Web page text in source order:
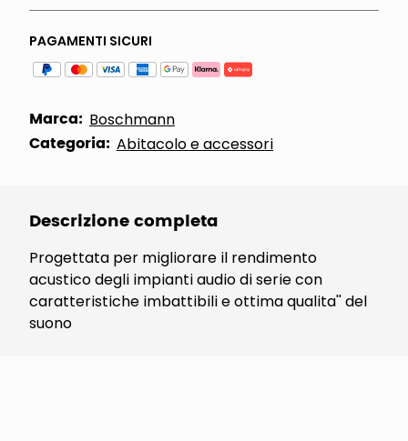
PAGAMENTI SICURI
Marca: Boschmann
Categoria: Abitacolo e accessori
Descrizione completa
Progettata per migliorare il rendimento
acustico degli impianti audio di serie con
caratteristiche imbattibili e ottima qualita'' del
suono